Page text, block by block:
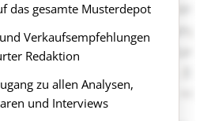
das gesamte Musterdepot
Verkaufsempfehlungen
Redaktion
zu allen Analysen,
und Interviews